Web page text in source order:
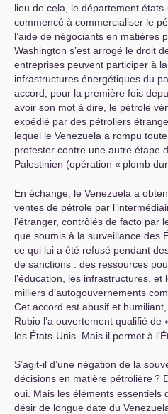
lieu de cela, le département
commencé à commercialiser le
l’aide de négociants en matières
Washington s’est arrogé le droit
entreprises peuvent participer à
infrastructures énergétiques du
accord, pour la première fois
avoir son mot à dire, le pétrole
expédié par des pétroliers
lequel le Venezuela a rompu
protester contre une autre étape
Palestinien (opération « plomb
En échange, le Venezuela a
ventes de pétrole par
l’étranger, contrôlés de facto par
que soumis à la surveillance des
ce qui lui a été refusé pendant
de sanctions : des ressources
l’éducation, les infrastructures,
milliers d’autogouvernements
Cet accord est abusif et
Rubio l’a ouvertement qualifié de
les États-Unis. Mais il permet à
S’agit-il d’une négation de la
décisions en matière pétrolière?
oui. Mais les éléments essentiels
désir de longue date du